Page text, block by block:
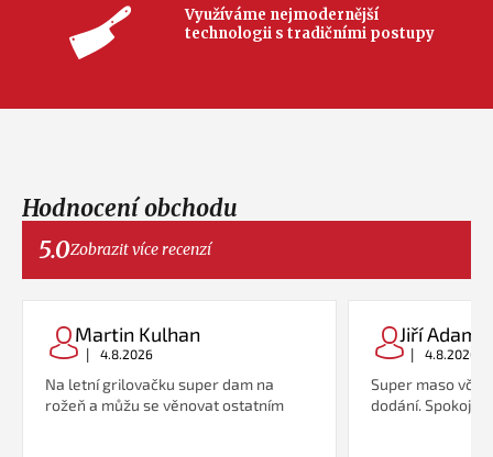
Využíváme nejmodernější
technologii s tradičními postupy
Hodnocení obchodu
5.0Zobrazit více recenzí
Martin Kulhan
| 4.8.2026
Na letní grilovačku super dam na
rožeň a můžu se věnovat ostatním
Jiří
| 4.8.2026
Super maso
dodání.